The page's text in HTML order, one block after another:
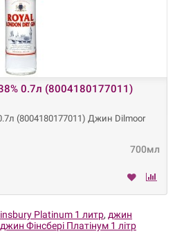
0.7л (8004180177011)
(8004180177011) Джин Dilmoor
700мл
Platinum 1 литр, джин
джин Фінсбері Платінум 1 літр